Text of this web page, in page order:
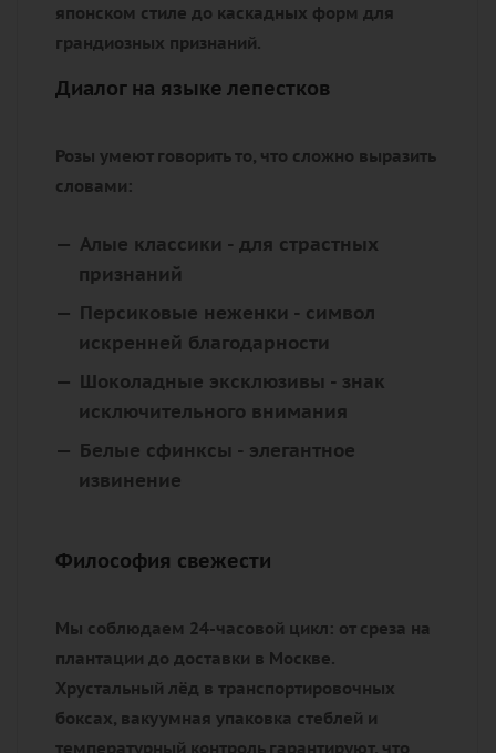
японском стиле до каскадных форм для
грандиозных признаний.
Диалог на языке лепестков
Розы умеют говорить то, что сложно выразить
словами:
Алые классики - для страстных
признаний
Персиковые неженки - символ
искренней благодарности
Шоколадные эксклюзивы - знак
исключительного внимания
Белые сфинксы - элегантное
извинение
Философия свежести
Мы соблюдаем 24-часовой цикл: от среза на
плантации до доставки в Москве.
Хрустальный лёд в транспортировочных
боксах, вакуумная упаковка стеблей и
температурный контроль гарантируют, что